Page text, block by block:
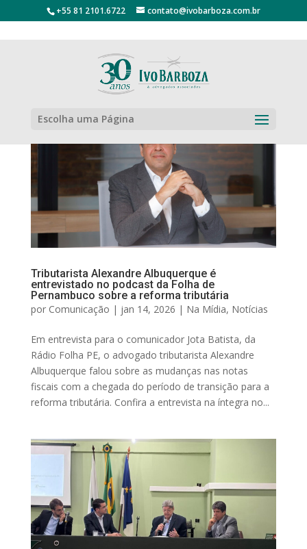
+55 81 2101.6722 contato@ivobarboza.com.br
Escolha uma Página
Tributarista Alexandre Albuquerque é
entrevistado no podcast da Folha de
Pernambuco sobre a reforma tributária
por Comunicação | jan 14, 2026 | Na Mídia, Notícias
Em entrevista para o comunicador Jota Batista, da
Rádio Folha PE, o advogado tributarista Alexandre
Albuquerque falou sobre as mudanças nas notas
fiscais com a chegada do período de transição para a
reforma tributária. Confira a entrevista na íntegra no...